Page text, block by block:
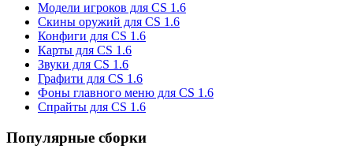
Модели игроков для CS 1.6
Скины оружий для CS 1.6
Конфиги для CS 1.6
Карты для CS 1.6
Звуки для CS 1.6
Графити для CS 1.6
Фоны главного меню для CS 1.6
Спрайты для CS 1.6
Популярные сборки